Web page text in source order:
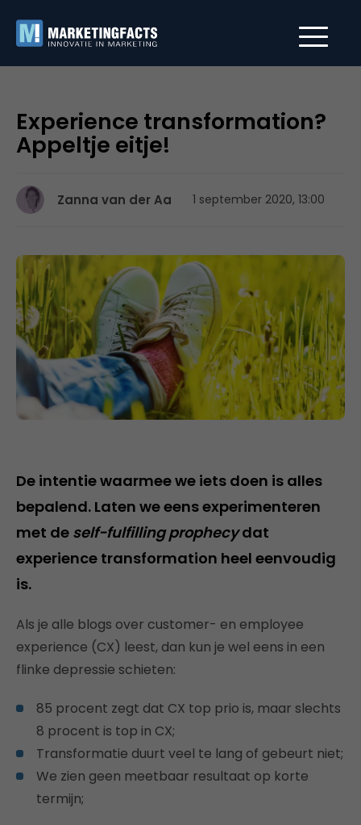
Experience transformation?
Appeltje eitje!
Zanna van der Aa 1 september 2020, 13:00
De intentie waarmee we iets doen is alles
bepalend. Laten we eens experimenteren
met de self-fulfilling prophecydat
experience transformation heel eenvoudig
is.
Als je alle blogs over customer- en employee
experience (CX) leest, dan kun je wel eens in een
flinke depressie schieten:
85 procent zegt dat CX top prio is, maar slechts
8 procent is top in CX;
Transformatie duurt veel te lang of gebeurt niet;
We zien geen meetbaar resultaat op korte
termijn;